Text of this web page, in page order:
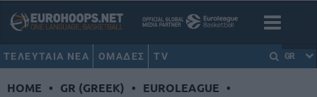
ΤΕΛΕΥΤΑΙΑ ΝΕΑ ΟΜΑΔΕΣ TV GR
HOME • GR (GREEK) • EUROLEAGUE •